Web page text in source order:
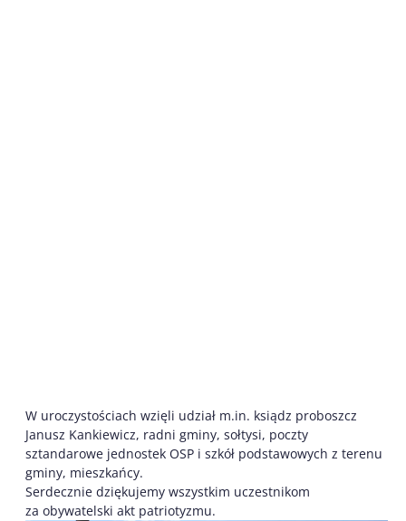
W uroczystościach wzięli udział m.in. ksiądz proboszcz
Janusz Kankiewicz, radni gminy, sołtysi, poczty
sztandarowe jednostek OSP i szkół podstawowych z terenu
gminy, mieszkańcy.
Serdecznie dziękujemy wszystkim uczestnikom
za obywatelski akt patriotyzmu.